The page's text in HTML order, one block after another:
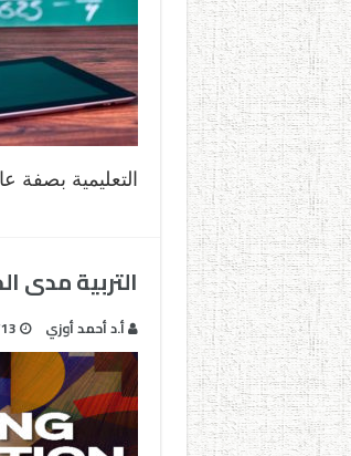
التعليمية بصفة
التربية
أ.د أحمد أوزي